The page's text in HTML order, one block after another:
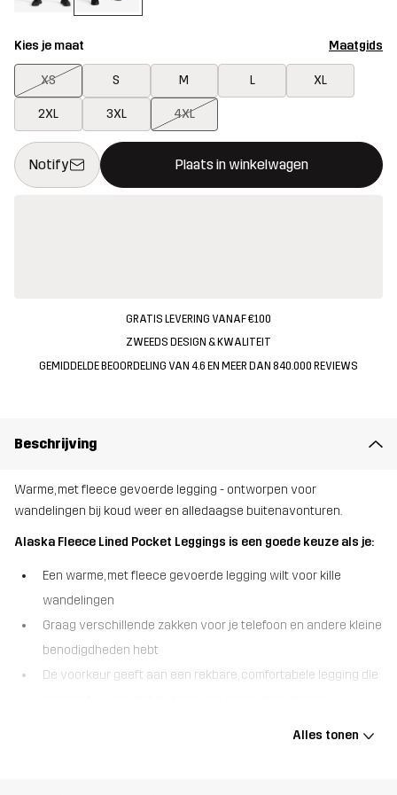
Kies je maat Maatgids
XS S M L XL
2XL 3XL 4XL
Notify Plaats in winkelwagen
Deze knop opent een modal met de bevestiging van een
{{size}} niet beschikbaar
GRATIS LEVERING VANAF €100
ZWEEDS DESIGN & KWALITEIT
GEMIDDELDE BEOORDELING VAN 4.6 EN MEER DAN 840.000 REVIEWS
Beschrijving
Warme, met fleece gevoerde legging - ontworpen voor
wandelingen bij koud weer en alledaagse buitenavonturen.
Alaska Fleece Lined Pocket Leggings is een goede keuze als je:
Een warme, met fleece gevoerde legging wilt voor kille
wandelingen
Graag verschillende zakken voor je telefoon en andere kleine
benodigdheden hebt
De voorkeur geeft aan een rekbare, comfortabele legging die
De Alaska Fleece Lined Pocket Leggings is een rekbare, duurzame
Alles tonen